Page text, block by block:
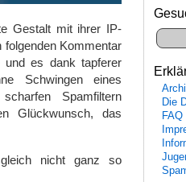
Gestalt mit ihrer IP-
Kommentar
und es dank tapferer
Schwingen eines
Spamfiltern
Glückwunsch, das
nicht ganz so
Die
FAQ